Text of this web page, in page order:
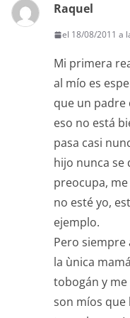
Raquel
el 18/08/2011 a
Mi primera
al mío es
que un padre
eso no está
pasa casi
hijo nunca se
preocupa,
no esté yo,
ejemplo.
Pero siempre
la ùnica
tobogán y
son míos que